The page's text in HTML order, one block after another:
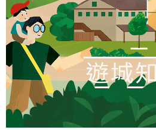
抗
旱
節
專
區
網